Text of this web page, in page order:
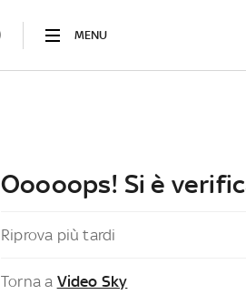
MENU
Ooooops! Si è
Riprova più tardi
Torna a Video Sky